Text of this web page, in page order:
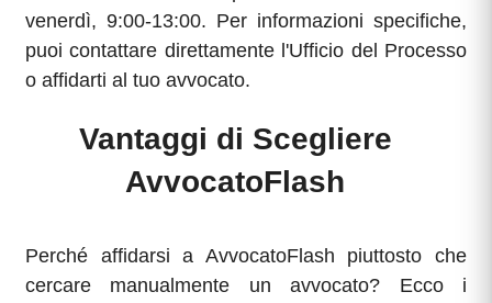
venerdì, 9:00-13:00. Per informazioni specifiche,
puoi contattare direttamente l'Ufficio del Processo
o affidarti al tuo avvocato.
Vantaggi di Scegliere
AvvocatoFlash
Perché affidarsi a AvvocatoFlash piuttosto che
cercare manualmente un avvocato? Ecco i